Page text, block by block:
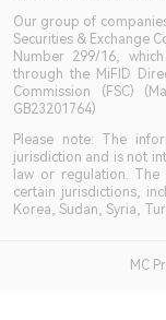
Our group of
Securities & Exchange
Number 299/16,
through the MiFID
Commission (FSC)
GB23201764)
Please note: The
jurisdiction and is not
law or regulation.
certain jurisdictions,
Korea, Sudan, Syria,
MC